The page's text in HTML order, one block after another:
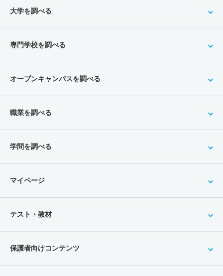
大学を調べる
専門学校を調べる
オープンキャンパスを調べる
職業を調べる
学問を調べる
マイページ
テスト・教材
保護者向けコンテンツ